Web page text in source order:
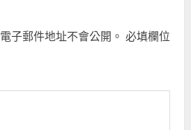
子郵件地址不會公開。 必填欄位